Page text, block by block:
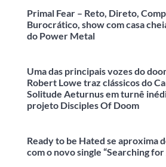
Primal Fear – Reto, Direto,
Burocrático, show com casa
do Power Metal
Uma das principais vozes do
Robert Lowe traz clássicos do
Solitude Aeturnus em turnê
projeto Disciples Of Doom
Ready to be Hated se aproxima
com o novo single “Searching